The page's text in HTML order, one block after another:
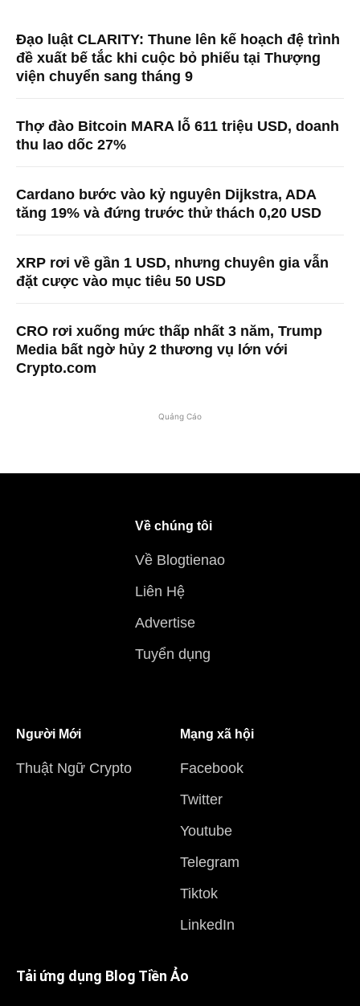
Đạo luật CLARITY: Thune lên kế hoạch đệ trình
đề xuất bế tắc khi cuộc bỏ phiếu tại Thượng
viện chuyển sang tháng 9
Thợ đào Bitcoin MARA lỗ 611 triệu USD, doanh
thu lao dốc 27%
Cardano bước vào kỷ nguyên Dijkstra, ADA
tăng 19% và đứng trước thử thách 0,20 USD
XRP rơi về gần 1 USD, nhưng chuyên gia vẫn
đặt cược vào mục tiêu 50 USD
CRO rơi xuống mức thấp nhất 3 năm, Trump
Media bất ngờ hủy 2 thương vụ lớn với
Crypto.com
Quảng Cáo
Về chúng tôi
Về Blogtienao
Liên Hệ
Advertise
Tuyển dụng
Người Mới
Thuật Ngữ Crypto
Mạng xã hội
Facebook
Twitter
Youtube
Telegram
Tiktok
LinkedIn
Tải ứng dụng Blog Tiền Ảo